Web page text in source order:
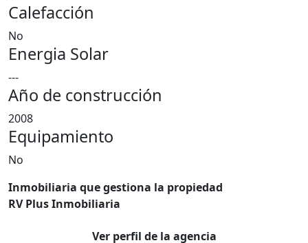
Calefacción
No
Energia Solar
---
Año de construcción
2008
Equipamiento
No
Inmobiliaria que gestiona la propiedad
RV Plus Inmobiliaria
Ver perfil de la agencia